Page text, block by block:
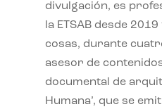
divulgación, es
la ETSAB desde
cosas, durante
asesor de
documental de
Humana’, que se